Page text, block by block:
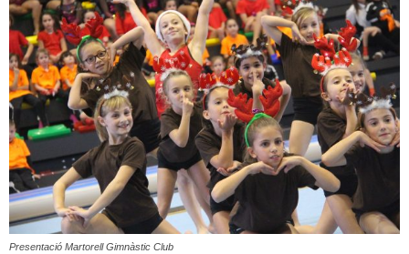
Presentació Martorell Gimnàstic Club